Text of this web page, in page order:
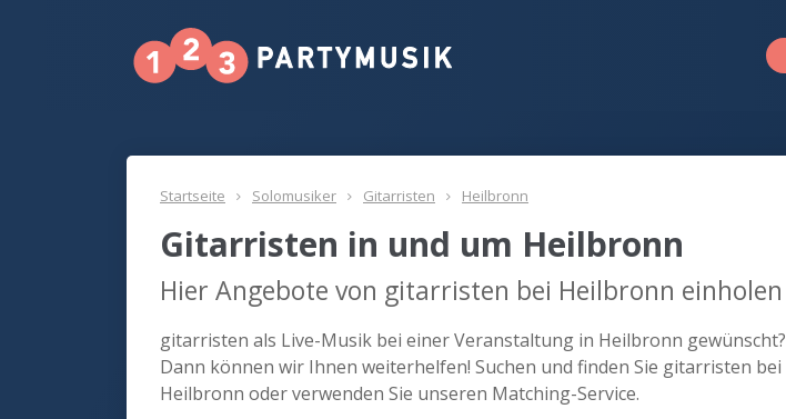
Startseite Solomusiker Gitarristen Heilbronn
Gitarristen in und um Heilbronn
Hier Angebote von gitarristen bei Heilbronn einholen
gitarristen als Live-Musik bei einer Veranstaltung in Heilbronn gewünscht?
Dann können wir Ihnen weiterhelfen! Suchen und finden Sie gitarristen bei
Heilbronn oder verwenden Sie unseren Matching-Service.